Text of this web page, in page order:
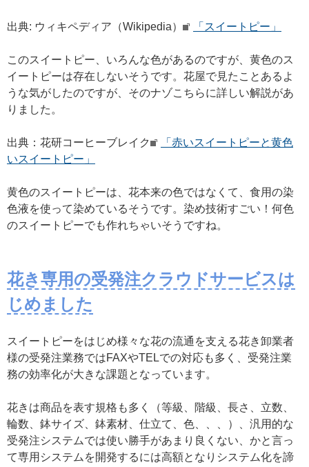
出典: ウィキペディア（Wikipedia） 「スイートピー」
このスイートピー、いろんな色があるのですが、黄色のス
イートピーは存在しないそうです。花屋で見たことあるよ
うな気がしたのですが、そのナゾこちらに詳しい解説があ
りました。
出典：花研コーヒーブレイク
「赤いスイートピーと黄色
いスイートピー」
黄色のスイートピーは、花本来の色ではなくて、食用の染
色液を使って染めているそうです。染め技術すごい！何色
のスイートピーでも作れちゃいそうですね。
花き専用の受発注クラウドサービスは
じめました
スイートピーをはじめ様々な花の流通を支える花き卸業者
様の受発注業務ではFAXやTELでの対応も多く、受発注業
務の効率化が大きな課題となっています。
花きは商品を表す規格も多く（等級、階級、長さ、立数、
輪数、鉢サイズ、鉢素材、仕立て、色、、、）、汎用的な
受発注システムでは使い勝手があまり良くない、かと言っ
て専用システムを開発するには高額となりシステム化を諦